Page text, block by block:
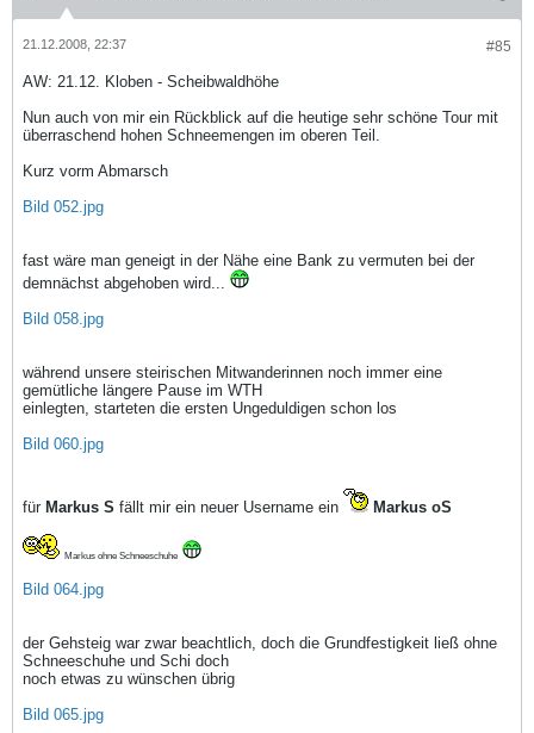
#85
21.12.2008, 22:37
AW: 21.12. Kloben - Scheibwaldhöhe
Nun auch von mir ein Rückblick auf die heutige sehr schöne Tour mit
überraschend hohen Schneemengen im oberen Teil.
Kurz vorm Abmarsch
Bild 052.jpg
fast wäre man geneigt in der Nähe eine Bank zu vermuten bei der
demnächst abgehoben wird...
Bild 058.jpg
während unsere steirischen Mitwanderinnen noch immer eine
gemütliche längere Pause im WTH
einlegten, starteten die ersten Ungeduldigen schon los
Bild 060.jpg
für Markus S fällt mir ein neuer Username ein Markus oS
Markus ohne Schneeschuhe
Bild 064.jpg
der Gehsteig war zwar beachtlich, doch die Grundfestigkeit ließ ohne
Schneeschuhe und Schi doch
noch etwas zu wünschen übrig
Bild 065.jpg